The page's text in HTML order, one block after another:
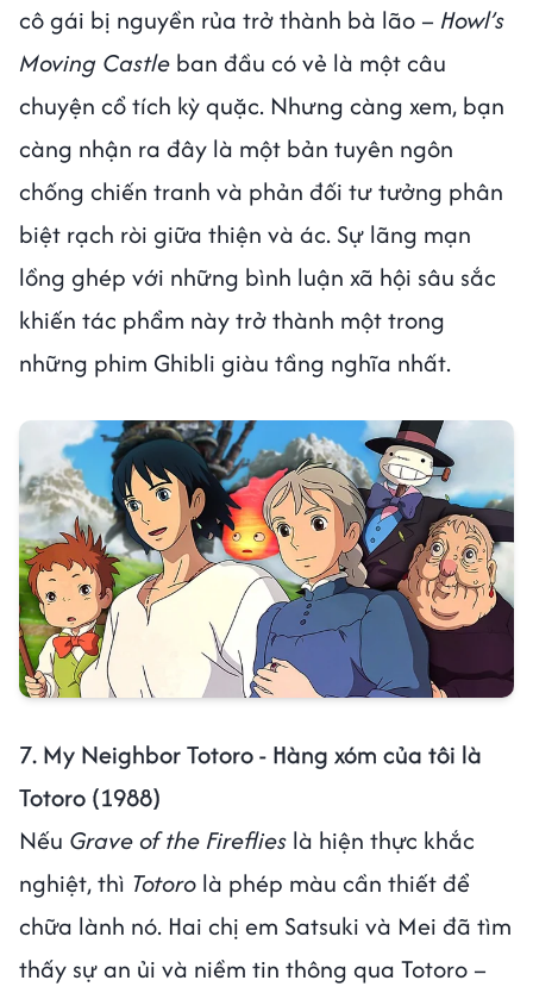
cô gái bị nguyền rủa trở thành bà lão – Howl’s
Moving Castle ban đầu có vẻ là một câu
chuyện cổ tích kỳ quặc. Nhưng càng xem, bạn
càng nhận ra đây là một bản tuyên ngôn
chống chiến tranh và phản đối tư tưởng phân
biệt rạch ròi giữa thiện và ác. Sự lãng mạn
lồng ghép với những bình luận xã hội sâu sắc
khiến tác phẩm này trở thành một trong
những phim Ghibli giàu tầng nghĩa nhất.
7. My Neighbor Totoro - Hàng xóm của tôi là
Totoro (1988)
Nếu Grave of the Fireflies là hiện thực khắc
nghiệt, thì Totoro là phép màu cần thiết để
chữa lành nó. Hai chị em Satsuki và Mei đã tìm
thấy sự an ủi và niềm tin thông qua Totoro –